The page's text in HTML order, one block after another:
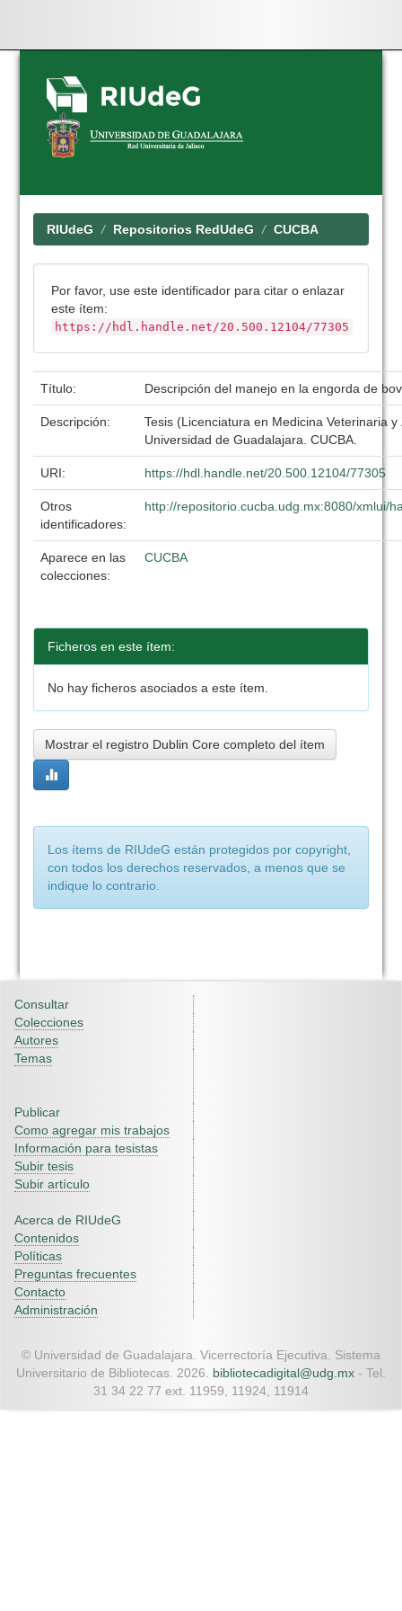
Skip
navigation
RIUdeG Repositorios RedUdeG CUCBA
Por favor, use este identificador para citar o enlazar
este ítem:
https://hdl.handle.net/20.500.12104/77305
Título: Descripción del manejo en la engorda de
Descripción:
Tesis (Licenciatura en Medicina Veterinaria
Universidad de Guadalajara. CUCBA.
URI: https://hdl.handle.net/20.500.12104/77305
Otros
identificadores:
http://repositorio.cucba.udg.mx:8080/xmlui/
Aparece en las
colecciones:
CUCBA
Ficheros en este ítem:
No hay ficheros asociados a este ítem.
Mostrar el registro Dublin Core completo del ítem
Los ítems de RIUdeG están protegidos por copyright,
con todos los derechos reservados, a menos que se
indique lo contrario.
Consultar
Colecciones
Autores
Temas
Publicar
Como agregar mis trabajos
Información para tesistas
Subir tesis
Subir artículo
Acerca de RIUdeG
Contenidos
Políticas
Preguntas frecuentes
Contacto
Administración
© Universidad de Guadalajara. Vicerrectoría Ejecutiva. Sistema
Universitario de Bibliotecas. 2026. bibliotecadigital@udg.mx - Tel.
31 34 22 77 ext. 11959, 11924, 11914